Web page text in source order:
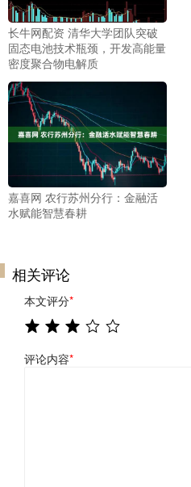
长牛网配资 清华大学团队突破
固态电池技术瓶颈，开发高能量
密度聚合物电解质
嘉喜网 农行苏州分行：金融活
水赋能智慧春耕
相关评论
本文评分*
评论内容*